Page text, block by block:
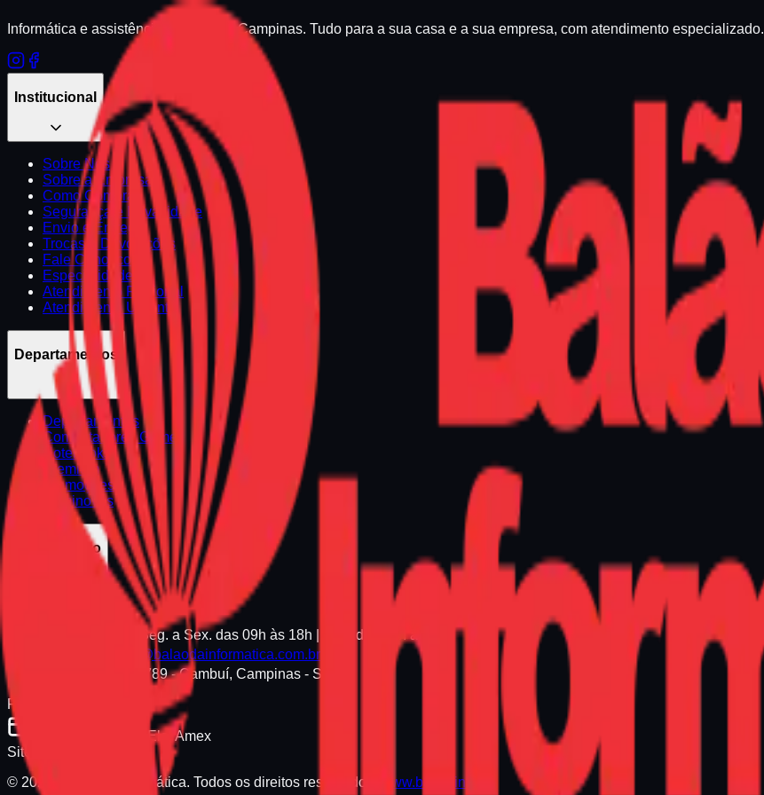
Informática e assistência técnica em Campinas. Tudo para a sua casa e a sua empresa, com atendimento especializado.
Institucional
Sobre Nós
Sobre a Empresa
Como Comprar
Segurança e Privacidade
Envio e Entrega
Trocas e Devoluções
Fale Conosco
Especialidades
Atendimento Regional
Atendimento Urgente
Departamentos
Departamentos
Computadores Gamer
Notebooks
Premium
Promoções
Seminovos
Atendimento
Seg. a Sex. das 09h às 18h | Sáb. das 09h às 13h
balaocastelo@balaodainformatica.com.br
Av. Anchieta, 789 - Cambuí, Campinas - SP
Formas de Pagamento
Pix, Visa, Master, Elo, Amex
Site Seguro
© 2026 Balão da Informática. Todos os direitos reservados.
www.balao.info